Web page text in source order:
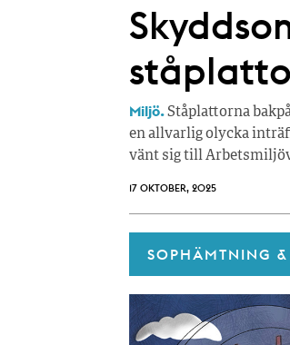
Miljö.Ståplattorna
en allvarlig olycka
vänt sig till
17 OKTOBER, 2025
SOPHÄMTNING &